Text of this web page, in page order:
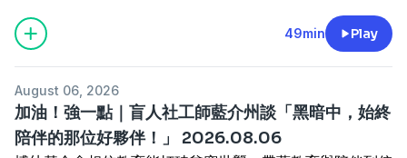
Powered by
▍線上收聽：
▍APP下載
▍YouTube頻道： https://www.youtube.com/@News98
▍Podcast：
https://news98radio.wixsite.com/news98podcast
「期待有一天，教育能終止貧窮世襲，弭平城鄉及貧富差
距，讓每個孩子都有選擇未來的能力。」
捐款連結▶️
—— 以上為 FMTaiwan 與 Firstory Podcast 廣告 ——
49min Play
August 06, 2026
加油！強一點｜盲人社工師藍介州談「黑暗中，始終
陪伴的那位好夥伴！」 2026.08.06